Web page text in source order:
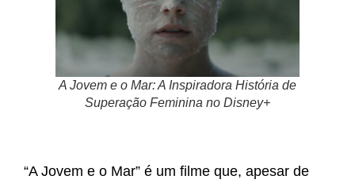
A Jovem e o Mar: A Inspiradora História de
Superação Feminina no Disney+
“A Jovem e o Mar” é um filme que, apesar de